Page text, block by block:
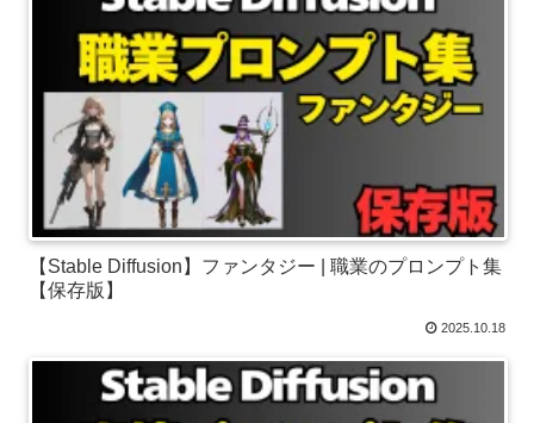
【Stable Diffusion】ファンタジー | 職業のプロンプト集
【保存版】
2025.10.18